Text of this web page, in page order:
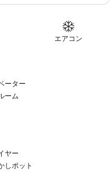
エアコン
ーター
ーム
ヤー
しポット